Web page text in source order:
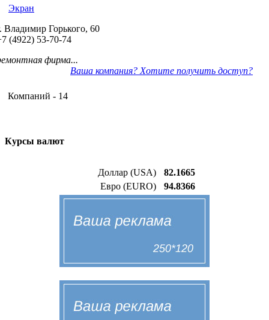
Экран
Владимир Горького, 60
(4922) 53-70-74
фирма...
Ваша компания? Хотите получить доступ?
Компаний - 14
Курсы валют
Доллар (USA)
82.1665
Евро (EURO)
94.8366